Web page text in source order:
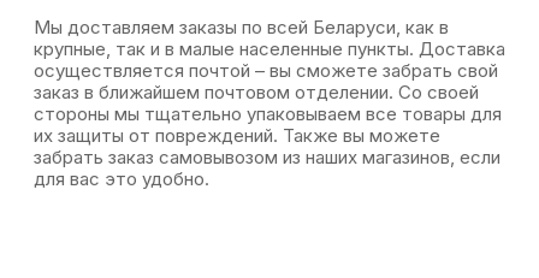
Мы доставляем заказы по всей Беларуси, как в
крупные, так и в малые населенные пункты. Доставка
осуществляется почтой – вы сможете забрать свой
заказ в ближайшем почтовом отделении. Со своей
стороны мы тщательно упаковываем все товары для
их защиты от повреждений. Также вы можете
забрать заказ самовывозом из наших магазинов, если
для вас это удобно.